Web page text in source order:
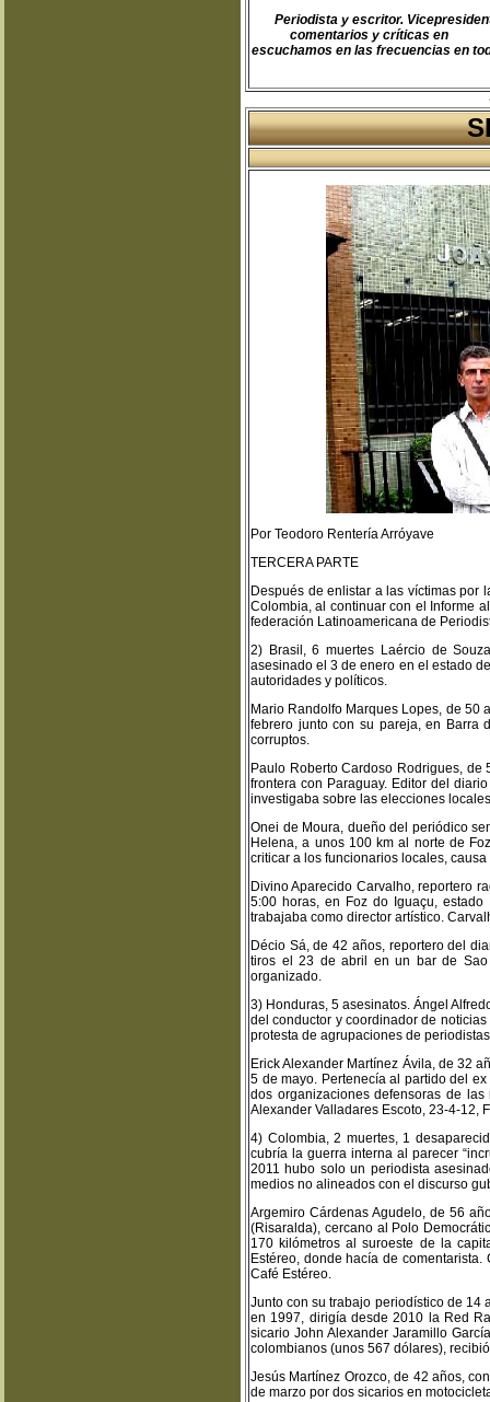
Periodista y escritor.
comentarios y críticas en
escuchamos en las frecuencias en
Por Teodoro Rentería Arróyave
TERCERA PARTE
Después de enlistar a las víctimas por
Colombia, al continuar con el Informe
federación Latinoamericana de
2) Brasil, 6 muertes Laércio de
asesinado el 3 de enero en el estado
autoridades y políticos.
Mario Randolfo Marques Lopes, de 50
febrero junto con su pareja, en Barra
corruptos.
Paulo Roberto Cardoso Rodrigues,
frontera con Paraguay. Editor del
investigaba sobre las elecciones
Onei de Moura, dueño del periódico
Helena, a unos 100 km al norte de
criticar a los funcionarios locales,
Divino Aparecido Carvalho, reportero
5:00 horas, en Foz do Iguaçu,
trabajaba como director artístico.
Décio Sá, de 42 años, reportero del
tiros el 23 de abril en un bar de Sao
organizado.
3) Honduras, 5 asesinatos. Ángel
del conductor y coordinador de
protesta de agrupaciones de
Erick Alexander Martínez Ávila, de 32
5 de mayo. Pertenecía al partido del
dos organizaciones defensoras de
Alexander Valladares Escoto, 23-4-12,
4) Colombia, 2 muertes, 1
cubría la guerra interna al parecer
2011 hubo solo un periodista
medios no alineados con el discurso
Argemiro Cárdenas Agudelo, de 56
(Risaralda), cercano al Polo
170 kilómetros al suroeste de la
Estéreo, donde hacía de
Café Estéreo.
Junto con su trabajo periodístico de 14
en 1997, dirigía desde 2010 la Red
sicario John Alexander Jaramillo
colombianos (unos 567 dólares),
Jesús Martínez Orozco, de 42 años,
de marzo por dos sicarios en